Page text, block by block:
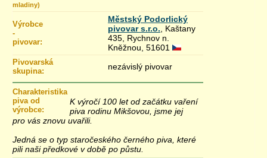
mladiny)
Výrobce
-
pivovar:
Městský Podorlický
pivovar s.r.o. , Kaštany
435, Rychnov n.
Kněžnou, 51601
Pivovarská
skupina:
nezávislý pivovar
Charakteristika
piva od
výrobce:
K výročí 100 let od začátku vaření
piva rodinu Mikšovou, jsme jej
pro vás znovu uvařili.
Jedná se o typ staročeského černého piva, které
pili naši předkové v době po půstu.